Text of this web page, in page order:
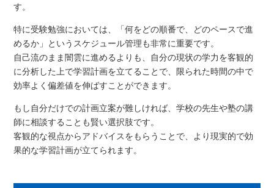
す。
特に受験勉強においては、「何をどの順番で、どのペースで進
めるか」というスケジュール管理も非常に重要です。
自己流のまま闇雲に進めるよりも、自分の現状の学力を客観的
に分析した上で学習計画を立てることで、限られた時間の中で
効率よく偏差値を伸ばすことができます。
もし自分だけでの計画立案が難しければ、学校の先生や塾の講
師に相談することも賢い選択肢です。
客観的な視点からアドバイスをもらうことで、より現実的で効
果的な学習計画が立てられます。